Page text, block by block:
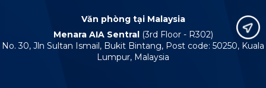
Văn phòng tại Malaysia
Menara AIA Sentral (3rd Floor - R302)
No. 30, Jln Sultan Ismail, Bukit Bintang, Post code: 50250, Kuala
Lumpur, Malaysia